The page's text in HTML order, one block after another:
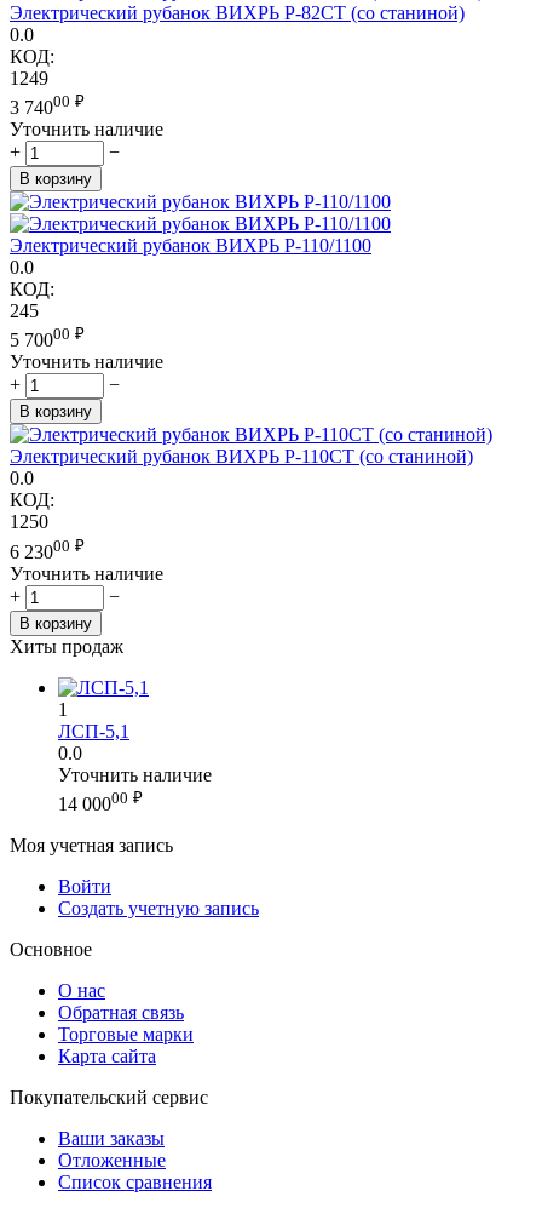
Электрический рубанок ВИХРЬ Р-82СТ (со станиной)
0.0
КОД:
1249
3 74000 ₽
Уточнить наличие
+
−
В корзину
Электрический рубанок ВИХРЬ Р-110/1100
0.0
КОД:
245
5 70000 ₽
Уточнить наличие
+
−
В корзину
Электрический рубанок ВИХРЬ Р-110СТ (со станиной)
0.0
КОД:
1250
6 23000 ₽
Уточнить наличие
+
−
В корзину
Хиты продаж
1
ЛСП-5,1
0.0
Уточнить наличие
14 00000 ₽
Моя учетная запись
Войти
Создать учетную запись
Основное
О нас
Обратная связь
Торговые марки
Карта сайта
Покупательский сервис
Ваши заказы
Отложенные
Список сравнения